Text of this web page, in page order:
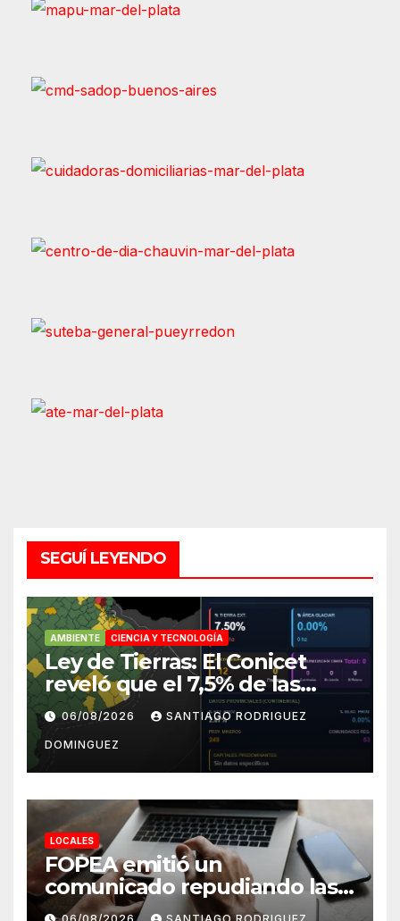
SEGUÍ LEYENDO
AMBIENTE CIENCIA Y TECNOLOGÍA
Ley de Tierras: El Conicet
reveló que el 7,5% de las
tierras rurales de Mar del
Plata pertenecen a
extranjeros
06/08/2026 SANTIAGO RODRIGUEZ
DOMINGUEZ
LOCALES
FOPEA emitió un
comunicado repudiando las
cuentas pseudo periodísticas